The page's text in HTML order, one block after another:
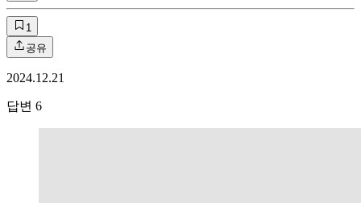
1
공유
2024.12.21
답변 6